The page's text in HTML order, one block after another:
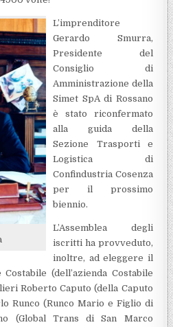
L’imprenditore
Gerardo Smurra,
Presidente del
Consiglio di
Amministrazione della
Simet SpA di Rossano
è stato riconfermato
alla guida della
Sezione Trasporti e
Logistica di
Confindustria Cosenza
per il prossimo
biennio.
L’Assemblea degli
iscritti ha provveduto,
inoltre, ad eleggere il
(dell’azienda Costabile
Roberto Caputo (della Caputo
Runco (Runco Mario e Figlio di
(Global Trans di San Marco